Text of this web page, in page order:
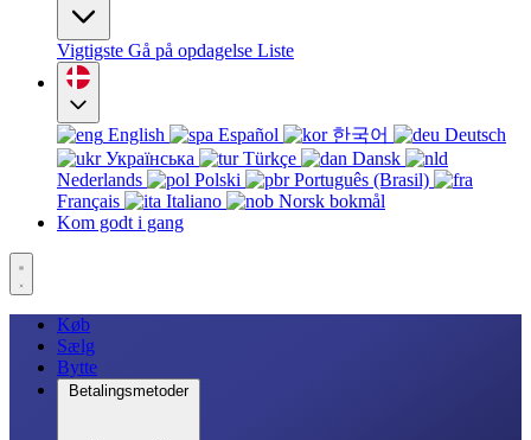
Vigtigste Gå på opdagelse Liste
English Español 한국어
Deutsch
Українська
Türkçe
Dansk
Nederlands
Polski
Português (Brasil)
Français
Italiano
Norsk bokmål
Kom godt i gang
Køb
Sælg
Bytte
Betalingsmetoder